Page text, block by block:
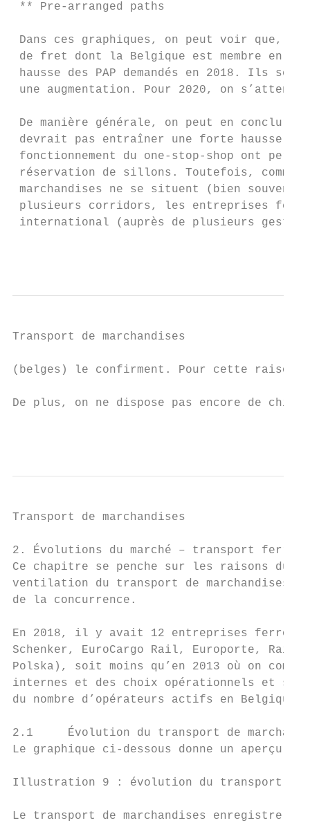
** Pre-arranged paths
Dans ces graphiques, on peut voir que,
de fret dont la Belgique est membre en
hausse des PAP demandés en 2018. Ils
une augmentation. Pour 2020, on s’attend
De manière générale, on peut en
devrait pas entraîner une forte hausse
fonctionnement du one-stop-shop ont
réservation de sillons. Toutefois,
marchandises ne se situent (bien
plusieurs corridors, les entreprises
international (auprès de plusieurs
Transport de marchandises
(belges) le confirment. Pour cette
De plus, on ne dispose pas encore de
Transport de marchandises
2. Évolutions du marché – transport
Ce chapitre se penche sur les raisons du
ventilation du transport de
de la concurrence.
En 2018, il y avait 12 entreprises
Schenker, EuroCargo Rail, Europorte,
Polska), soit moins qu’en 2013 où on
internes et des choix opérationnels et
du nombre d’opérateurs actifs en Belgique.
2.1     Évolution du transport de
Le graphique ci-dessous donne un aperçu
Illustration 9 : évolution du transport
Le transport de marchandises enregistre